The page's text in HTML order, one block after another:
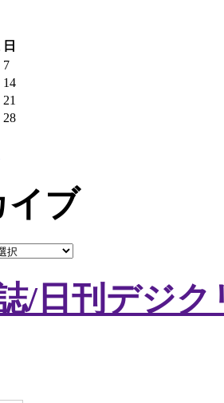
日
7
14
21
28
イブ
/日刊デジク